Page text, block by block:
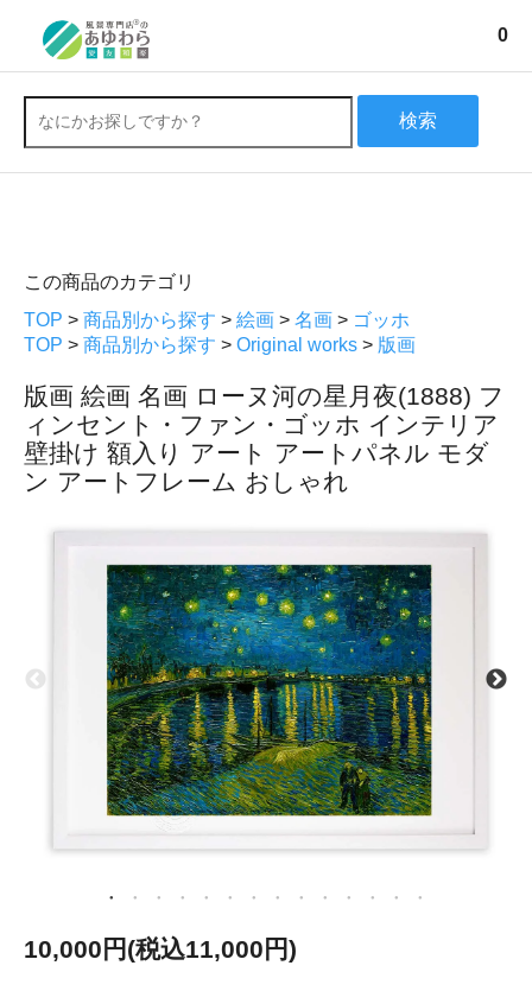
0
検索
この商品のカテゴリ
TOP > 商品別から探す > 絵画 > 名画 > ゴッホ
TOP > 商品別から探す > Original works > 版画
版画 絵画 名画 ローヌ河の星月夜(1888) フ
ィンセント・ファン・ゴッホ インテリア
壁掛け 額入り アート アートパネル モダ
ン アートフレーム おしゃれ
10,000円(税込11,000円)